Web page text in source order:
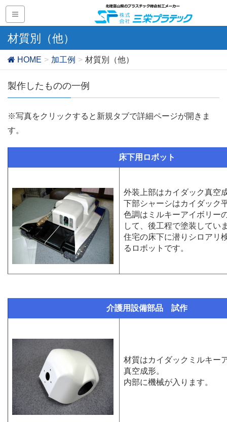
材質別（他）
HOME 加工例 材質別（他）
製作したものの一例
※写真をクリックすると新規タブで詳細ページが開きま
す。
床下用ロボット
外装上部はカイダック真空
下部シャーシはカイダック
色調はミルキーアイボリー
して、後工程で塗装してい
住宅の床下に潜りシロアリ
るロボットです。
介護用設備部品 試作
材質はカイダックミルキー
真空成形。
内部に機械が入ります。